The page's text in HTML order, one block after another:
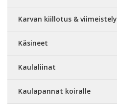
Karvan kiillotus & viimeistely
Käsineet
Kaulaliinat
Kaulapannat koiralle